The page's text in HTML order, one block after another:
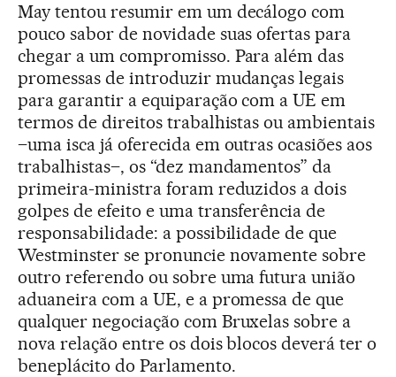
May tentou resumir em um decálogo com
pouco sabor de novidade suas ofertas para
chegar a um compromisso. Para além das
promessas de introduzir mudanças legais
para garantir a equiparação com a UE em
termos de direitos trabalhistas ou ambientais
–uma isca já oferecida em outras ocasiões aos
trabalhistas–, os “dez mandamentos” da
primeira-ministra foram reduzidos a dois
golpes de efeito e uma transferência de
responsabilidade: a possibilidade de que
Westminster se pronuncie novamente sobre
outro referendo ou sobre uma futura união
aduaneira com a UE, e a promessa de que
qualquer negociação com Bruxelas sobre a
nova relação entre os dois blocos deverá ter o
beneplácito do Parlamento.